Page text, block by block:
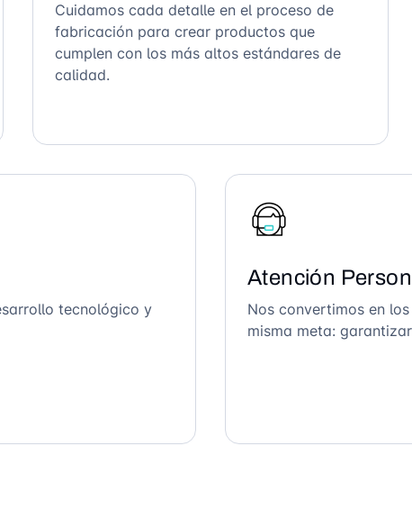
Cuidamos cada detalle en el proceso de
fabricación para crear productos que
cumplen con los más altos estándares de
calidad.
tecnológico y
Atención
Nos convertimos en
misma meta: